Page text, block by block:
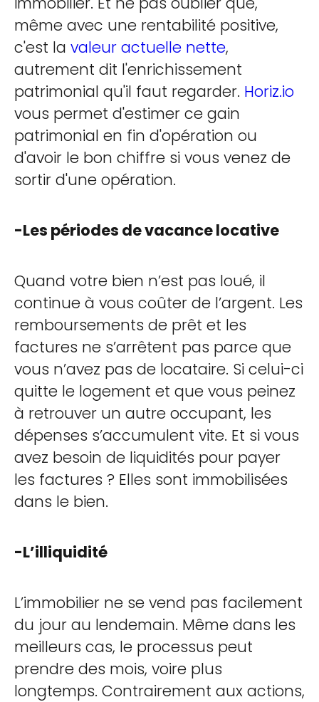
même avec une rentabilité positive,
c'est la valeur actuelle nette,
autrement dit l'enrichissement
patrimonial qu'il faut regarder. Horiz.io
vous permet d'estimer ce gain
patrimonial en fin d'opération ou
d'avoir le bon chiffre si vous venez de
sortir d'une opération.
-Les périodes de vacance locative
Quand votre bien n’est pas loué, il
continue à vous coûter de l’argent. Les
remboursements de prêt et les
factures ne s’arrêtent pas parce que
vous n’avez pas de locataire. Si celui-ci
quitte le logement et que vous peinez
à retrouver un autre occupant, les
dépenses s’accumulent vite. Et si vous
avez besoin de liquidités pour payer
les factures ? Elles sont immobilisées
dans le bien.
-L’illiquidité
L’immobilier ne se vend pas facilement
du jour au lendemain. Même dans les
meilleurs cas, le processus peut
prendre des mois, voire plus
longtemps. Contrairement aux actions,